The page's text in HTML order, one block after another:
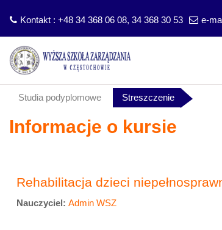
Kontakt : +48 34 368 06 08, 34 368 30 53 e-
Studia podyplomowe Streszczenie
Informacje o kursie
Rehabilitacja dzieci
Nauczyciel: Admin WSZ